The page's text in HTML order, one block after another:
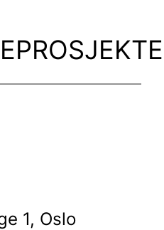
1, Oslo